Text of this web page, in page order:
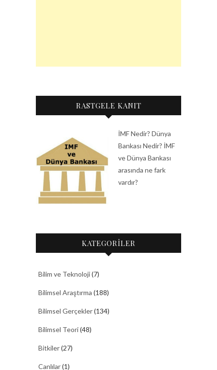
RASTGELE KANIT
İMF Nedir? Dünya
Bankası Nedir? İMF
ve Dünya Bankası
arasında ne fark
vardır?
KATEGORİLER
Bilim ve Teknoloji(7)
Bilimsel Araştırma (188)
Bilimsel Gerçekler(134)
Bilimsel Teori(48)
Bitkiler(27)
Canlılar(1)